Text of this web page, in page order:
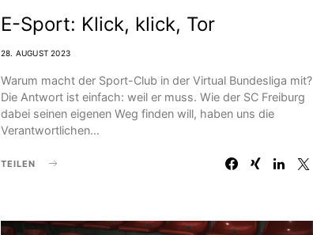
E-Sport: Klick, klick, Tor
28. AUGUST 2023
Warum macht der Sport-Club in der Virtual Bundesliga mit?
Die Antwort ist einfach: weil er muss. Wie der SC Freiburg
dabei seinen eigenen Weg finden will, haben uns die
Verantwortlichen…
TEILEN